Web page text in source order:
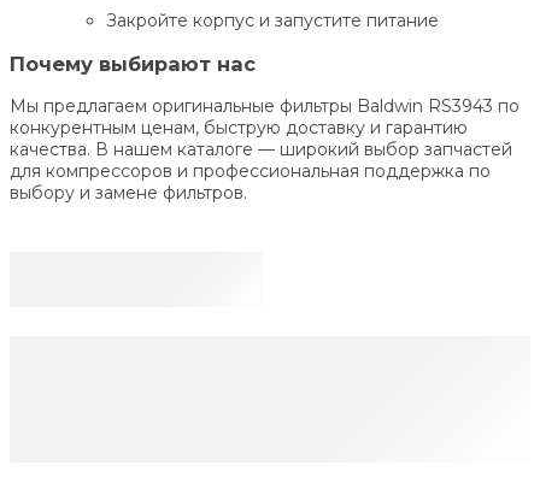
Закройте корпус и запустите питание
Почему выбирают нас
Мы предлагаем оригинальные фильтры Baldwin RS3943 по
конкурентным ценам, быструю доставку и гарантию
качества. В нашем каталоге — широкий выбор запчастей
для компрессоров и профессиональная поддержка по
выбору и замене фильтров.